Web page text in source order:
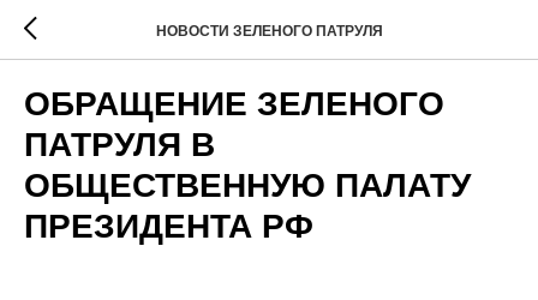
НОВОСТИ ЗЕЛЕНОГО ПАТРУЛЯ
ОБРАЩЕНИЕ ЗЕЛЕНОГО
ПАТРУЛЯ В
ОБЩЕСТВЕННУЮ ПАЛАТУ
ПРЕЗИДЕНТА РФ